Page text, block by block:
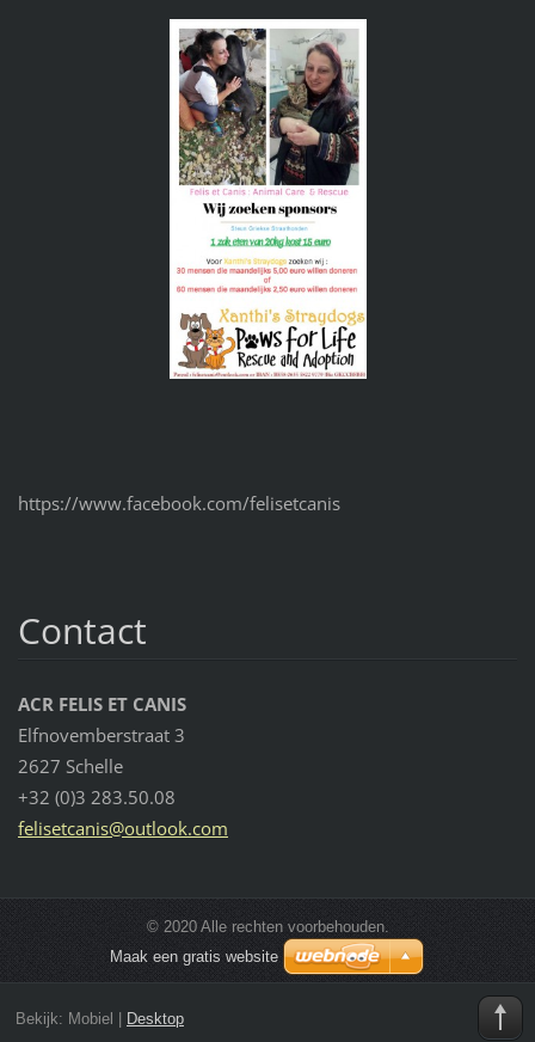
https://www.facebook.com/felisetcanis
Contact
ACR FELIS ET CANIS
Elfnovemberstraat 3
2627 Schelle
+32 (0)3 283.50.08
felisetcanis@outlook.com
© 2020 Alle rechten voorbehouden.
Maak een gratis website
Bekijk: Mobiel Desktop